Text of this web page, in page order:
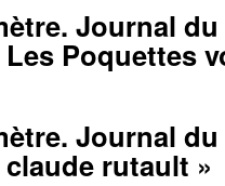
Journal
Les Poquettes
Journal
claude rutault »